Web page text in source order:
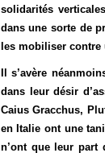
solidarités
dans une sorte de
les mobiliser
Il s’avère
dans leur désir
Caius Gracchus,
en Italie ont une
n’ont que leur part